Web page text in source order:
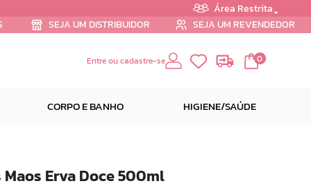
Área Restrita
SEJA UM DISTRIBUIDOR SEJA UM REVENDEDOR
Entre ou cadastre-se 0
CORPO E BANHO HIGIENE/SAÚDE
Maos Erva Doce 500ml